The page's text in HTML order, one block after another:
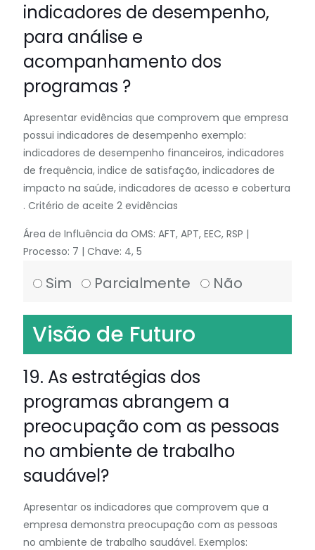
indicadores de desempenho,
para análise e
acompanhamento dos
programas ?
Apresentar evidências que comprovem que empresa
possui indicadores de desempenho exemplo:
indicadores de desempenho financeiros, indicadores
de frequência, indice de satisfação, indicadores de
impacto na saúde, indicadores de acesso e cobertura
. Critério de aceite 2 evidências
Área de Influência da OMS: AFT, APT, EEC, RSP |
Processo: 7 | Chave: 4, 5
Sim Parcialmente Não
Visão de Futuro
19. As estratégias dos
programas abrangem a
preocupação com as pessoas
no ambiente de trabalho
saudável?
Apresentar os indicadores que comprovem que a
empresa demonstra preocupação com as pessoas
no ambiente de trabalho saudável. Exemplos: